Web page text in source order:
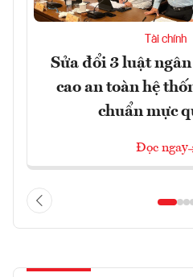
Tài chính
Sửa đổi 3 luật
cao an toàn hệ
chuẩn mực
Đọc ngay